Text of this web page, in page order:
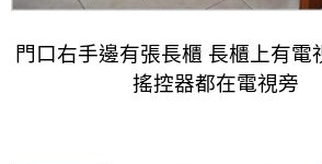
門口右手邊有張長櫃 長櫃上有電
搖控器都在電視旁